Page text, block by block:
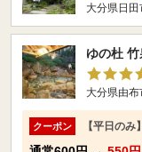
大分県日
ゆの杜 竹
大分県由
クーポン 【平日の